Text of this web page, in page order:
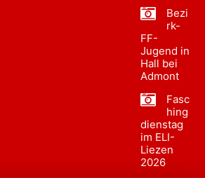
Bezi
rk-
FF-
Jugend in
Hall bei
Admont
Fasc
hing
dienstag
im ELI-
Liezen
2026